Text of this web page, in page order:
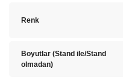
Renk
Boyutlar (Stand ile/Stand
olmadan)